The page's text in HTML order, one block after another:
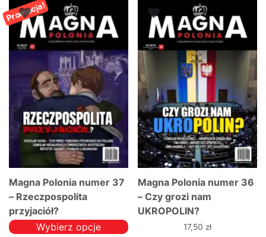
Promocja!
Magna Polonia numer 37
– Rzeczpospolita
przyjaciół?
Wybierz opcje
Magna Polonia numer 36
– Czy grozi nam
UKROPOLIN?
17,50 zł